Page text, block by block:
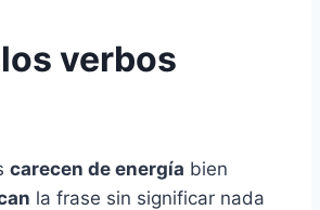
verbos
carecen de energía bien
la frase sin significar nada